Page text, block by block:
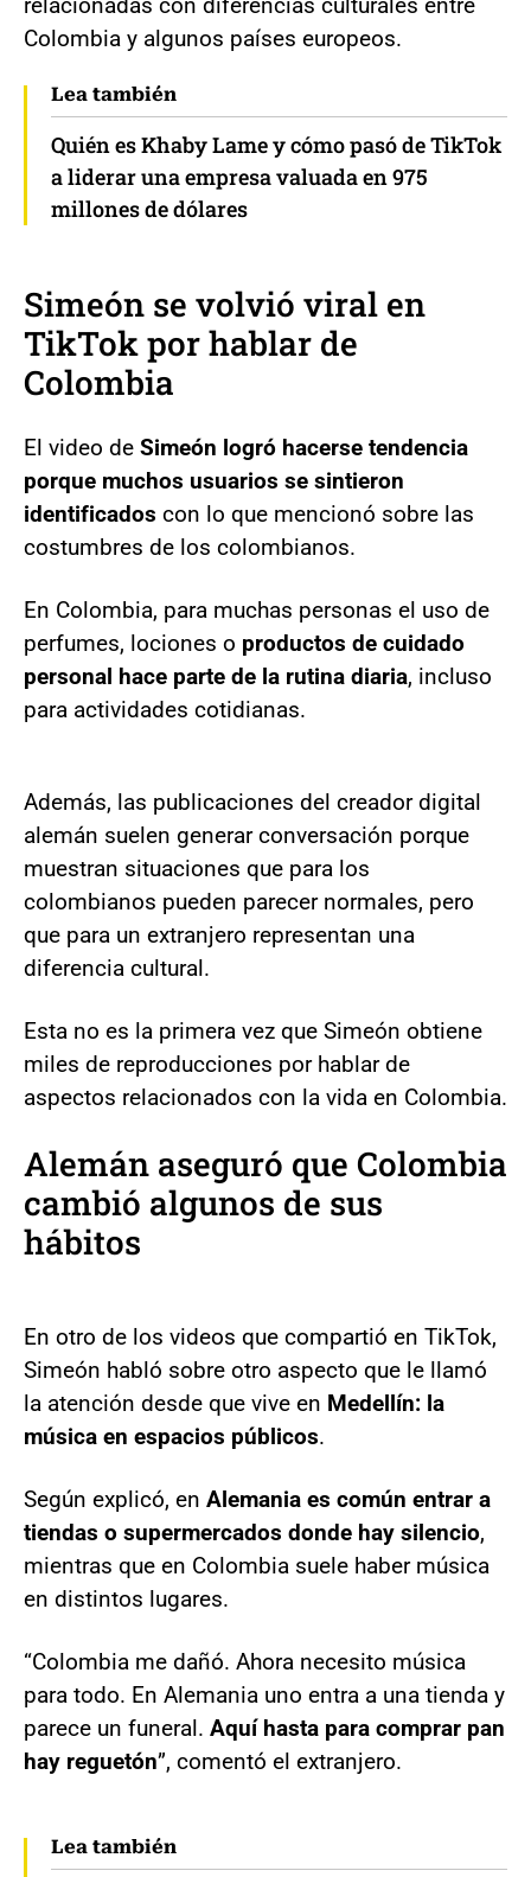
Colombia y algunos países europeos.
Lea también
Quién es Khaby Lame y cómo pasó de TikTok
a liderar una empresa valuada en 975
millones de dólares
Simeón se volvió viral en
TikTok por hablar de
Colombia
El video de Simeón logró hacerse tendencia
porque muchos usuarios se sintieron
identificados con lo que mencionó sobre las
costumbres de los colombianos.
En Colombia, para muchas personas el uso de
perfumes, lociones o productos de cuidado
personal hace parte de la rutina diaria, incluso
para actividades cotidianas.
Además, las publicaciones del creador digital
alemán suelen generar conversación porque
muestran situaciones que para los
colombianos pueden parecer normales, pero
que para un extranjero representan una
diferencia cultural.
Esta no es la primera vez que Simeón obtiene
miles de reproducciones por hablar de
aspectos relacionados con la vida en Colombia.
Alemán aseguró que Colombia
cambió algunos de sus
hábitos
En otro de los videos que compartió en TikTok,
Simeón habló sobre otro aspecto que le llamó
la atención desde que vive en Medellín: la
música en espacios públicos.
Según explicó, en Alemania es común entrar a
tiendas o supermercados donde hay silencio,
mientras que en Colombia suele haber música
en distintos lugares.
“Colombia me dañó. Ahora necesito música
para todo. En Alemania uno entra a una tienda y
parece un funeral. Aquí hasta para comprar pan
hay reguetón”, comentó el extranjero.
Lea también